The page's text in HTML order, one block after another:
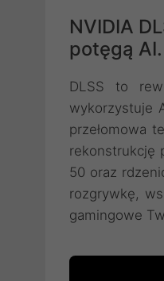
NVIDIA
potęgą AI.
DLSS to
wykorzystuje
przełomowa
rekonstrukcję
50 oraz
rozgrywkę,
gamingowe